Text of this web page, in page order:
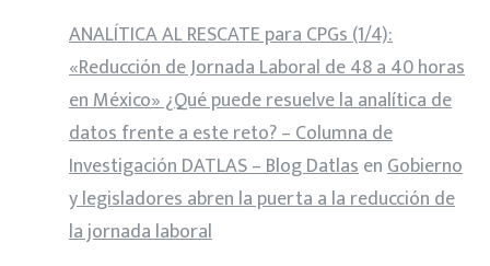
ANALÍTICA AL RESCATE para CPGs (1/4):
«Reducción de Jornada Laboral de 48 a 40 horas
en México» ¿Qué puede resuelve la analítica de
datos frente a este reto? – Columna de
Investigación DATLAS – Blog DatlasenGobierno
y legisladores abren la puerta a la reducción de
la jornada laboral